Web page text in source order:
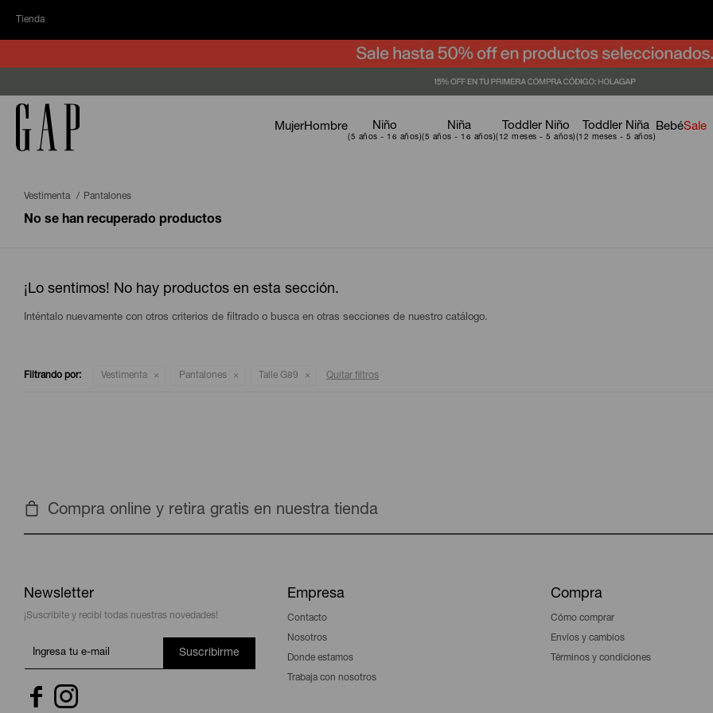
Tienda
MujerHombre Niño Niña Toddler Niño Toddler Niña BebéSale
Vestimenta Pantalones
No se han recuperado productos
¡Lo sentimos! No hay productos en esta sección.
Inténtalo nuevamente con otros criterios de filtrado o busca en otras secciones de nuestro catálogo.
Filtrando por: Vestimenta Pantalones Talle G89 Quitar filtros
Compra online y retira gratis en nuestra tienda
Newsletter
¡Suscribite y recibí todas nuestras novedades!
Suscribirme
 
Empresa
Contacto
Nosotros
Donde estamos
Trabaja con nosotros
Compra
Cómo comprar
Envíos y cambios
Términos y condiciones